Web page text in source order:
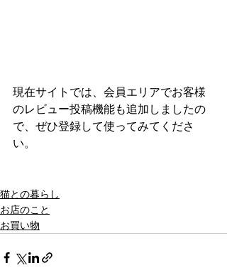
現在サイトでは、会員エリアでお客様
のレビュー投稿機能も追加しましたの
で、ぜひ登録して使ってみてくださ
い。﻿
猫との暮らし
お店のこと
お買い物